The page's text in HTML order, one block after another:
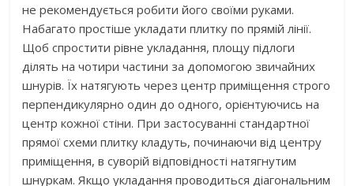
не рекомендується робити його своїми руками.
Набагато простіше укладати плитку по прямій лінії.
Щоб спростити рівне укладання, площу підлоги
ділять на чотири частини за допомогою звичайних
шнурів. Їх натягують через центр приміщення строго
перпендикулярно один до одного, орієнтуючись на
центр кожної стіни. При застосуванні стандартної
прямої схеми плитку кладуть, починаючи від центру
приміщення, в суворій відповідності натягнутим
шнуркам. Якщо укладання проводиться діагональним